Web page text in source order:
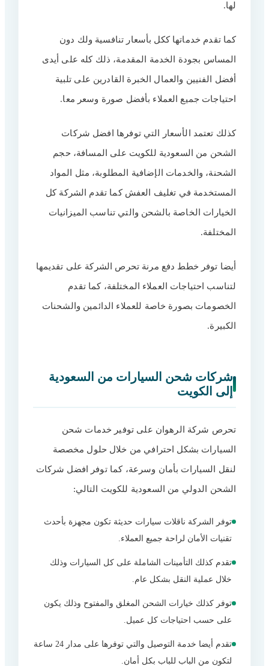
لها.
كما تقدم خدماتها ككل بأسعار تنافسية ولك دون
المساس بجودة الخدمة المقدمة، ذلك كله على أيدى
أفضل الفنيين والعمال الخبرة القادرين على تلبية
احتياجات جميع العملاء بأفضل صورة وسعر معا.
كذلك تعتمد الأسعار التي توفرها افضل شركات
الشحن من السعودية للكويت على المسافة، حجم
الشحنة، والخدمات الإضافية المطلوبة، مثل المواد
المستخدمة في تغليف العفش كما تقدم الشركة كل
الخيارات الخاصة بالشحن والتي تناسب الميزانيات
المختلفة.
أيضا توفر خطط دفع مرنة تحرص الشركة على تقديمها
لتناسب احتياجات العملاء المختلفة، كما تقدم
الخصومات بصورة خاصة للعملاء الدائمين والشحنات
الكبيرة.
شركات شحن السيارات من السعودية
إلى الكويت
تحرص شركة الرهوان على توفير خدمات شحن
السيارات بشكل احترافي من خلال حلول مخصصة
لنقل السيارات بأمان وسرعة، كما توفر افضل شركات
الشحن الدولي من السعودية للكويت التالي:
توفر الشركة ناقلات سيارات حديثة تكون مجهزة بأحدث
تقنيات الأمان لراحة جميع العملاء.
تقدم كذلك التأمينات الشاملة على كل السيارات وذلك
خلال عملية النقل بشكل عام.
توفر كذلك خيارات الشحن المغلق والمفتوح وذلك يكون
على حسب احتياجات كل عميل.
تقدم أيضا خدمة التوصيل والتي توفرها على مدار 24 ساعة
لتكون من الباب للباب بكل أمان.